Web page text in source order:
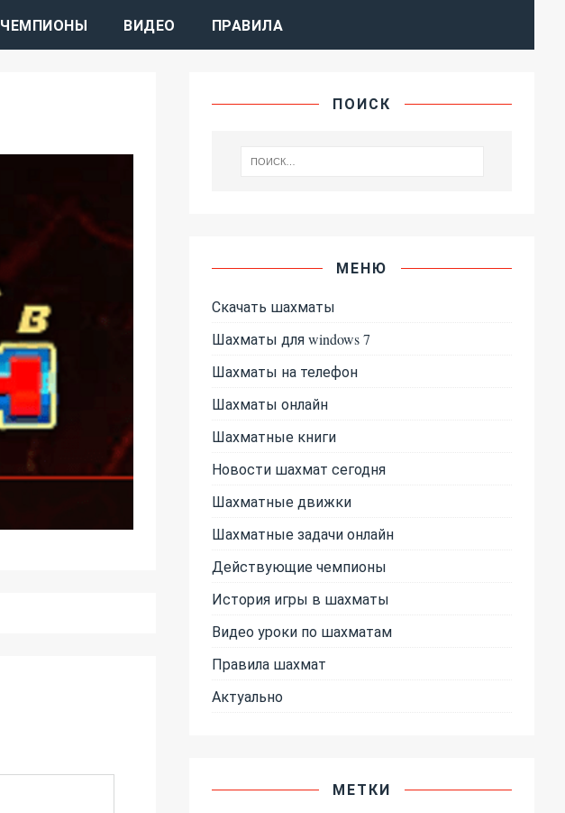
ЧЕМПИОНЫ ВИДЕО ПРАВИЛА
ПОИСК
МЕНЮ
Скачать шахматы
Шахматы для windows 7
Шахматы на телефон
Шахматы онлайн
Шахматные книги
Новости шахмат сегодня
Шахматные движки
Шахматные задачи онлайн
Действующие чемпионы
История игры в шахматы
Видео уроки по шахматам
Правила шахмат
Актуально
МЕТКИ